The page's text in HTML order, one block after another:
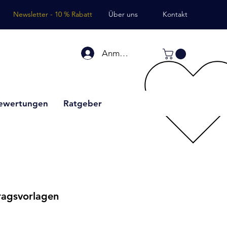
Über uns
Newsletter - 10 % Rabatt Kontakt
Anmelden
Ratgeber